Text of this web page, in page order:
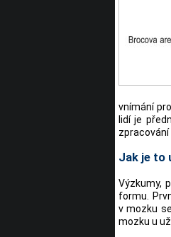
vnímání
lidí je
Jak je to
Výzkumy,
formu.
v mozku
mozku u